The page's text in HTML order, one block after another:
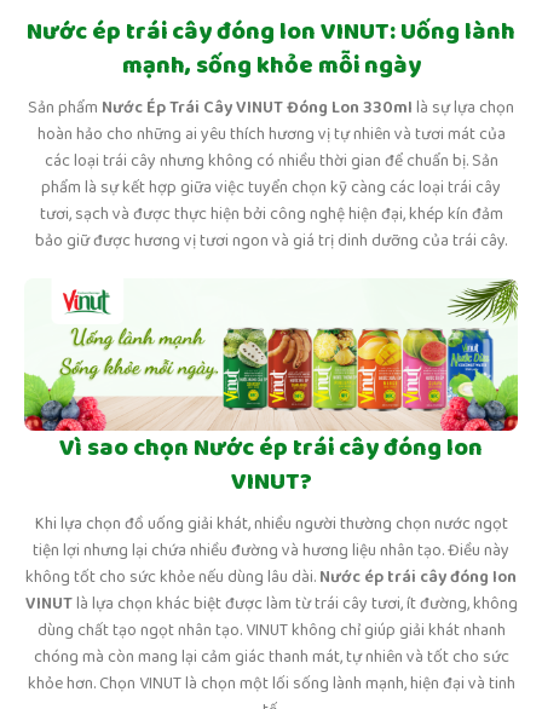
Nước ép trái cây đóng lon VINUT: Uống lành
mạnh, sống khỏe mỗi ngày
Sản phẩm Nước Ép Trái Cây VINUT Đóng Lon 330mllà sự lựa chọn
hoàn hảo cho những ai yêu thích hương vị tự nhiên và tươi mát của
các loại trái cây nhưng không có nhiều thời gian để chuẩn bị. Sản
phẩm là sự kết hợp giữa việc tuyển chọn kỹ càng các loại trái cây
tươi, sạch và được thực hiện bởi công nghệ hiện đại, khép kín đảm
bảo giữ được hương vị tươi ngon và giá trị dinh dưỡng của trái cây.
Vì sao chọn Nước ép trái cây đóng lon
VINUT?
Khi lựa chọn đồ uống giải khát, nhiều người thường chọn nước ngọt
tiện lợi nhưng lại chứa nhiều đường và hương liệu nhân tạo. Điều này
không tốt cho sức khỏe nếu dùng lâu dài.Nước ép trái cây đóng lon
VINUTlà lựa chọn khác biệt được làm từ trái cây tươi, ít đường, không
dùng chất tạo ngọt nhân tạo. VINUT không chỉ giúp giải khát nhanh
chóng mà còn mang lại cảm giác thanh mát, tự nhiên và tốt cho sức
khỏe hơn. Chọn VINUT là chọn một lối sống lành mạnh, hiện đại và tinh